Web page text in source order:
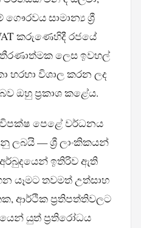
සාමාන්‍ය ශ්‍රී
කරුණෙහිදී රජයේ
තීරණාත්මක ලෙස ඉවහල්
හරහා විශාල කරන ලද
ඔහු ප්‍රකාශ කළේය.
විපක්ෂ පෙළේ වර්ධනය
ලබයි — ශ්‍රී ලාංකිකයන්
ඉතිරිව ඇති
යෑමට තවමත් උත්සාහ
ආර්ථික ප්‍රතිපත්තිවලට
යුත් ප්‍රතිරෝධය